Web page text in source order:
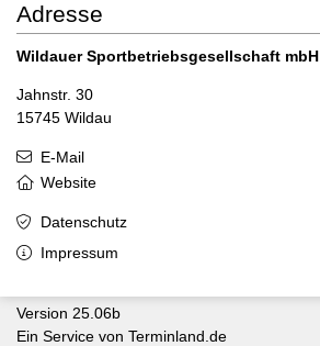
Adresse
Wildauer Sportbetriebsgesellschaft mbH
Jahnstr. 30
15745 Wildau
E-Mail
Website
Datenschutz
Impressum
Version 25.06b
Ein Service von Terminland.de